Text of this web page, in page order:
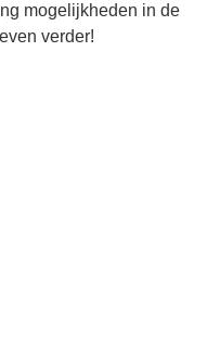
mogelijkheden in de
verder!